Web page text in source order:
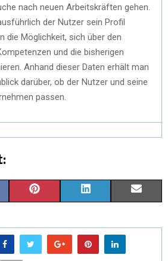
nach neuen Arbeitskräften gehen.
der Nutzer sein Profil
die Möglichkeit, sich über den
und die bisherigen
Anhand dieser Daten erhält man
darüber, ob der Nutzer und seine
passen.
N
T
N
K